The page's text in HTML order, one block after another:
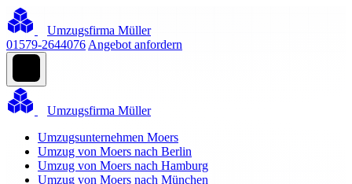
Umzugsfirma Müller
01579-2644076 Angebot anfordern
Umzugsfirma Müller
Umzugsunternehmen Moers
Umzug von Moers nach Berlin
Umzug von Moers nach Hamburg
Umzug von Moers nach München